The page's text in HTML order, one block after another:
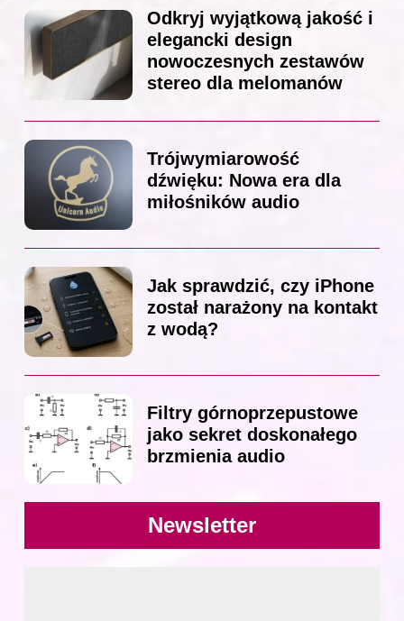
Odkryj wyjątkową jakość i
elegancki design
nowoczesnych zestawów
stereo dla melomanów
Trójwymiarowość
dźwięku: Nowa era dla
miłośników audio
Jak sprawdzić, czy iPhone
został narażony na kontakt
z wodą?
Filtry górnoprzepustowe
jako sekret doskonałego
brzmienia audio
Newsletter